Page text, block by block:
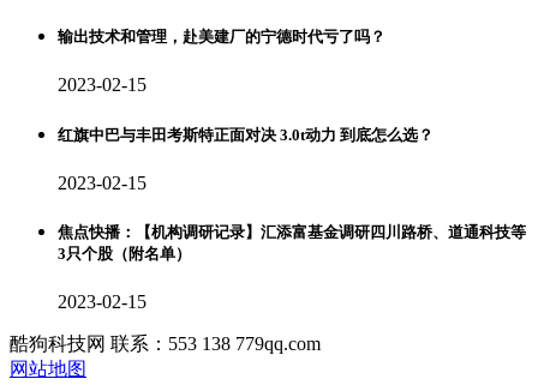
​输出技术和管理，赴美建厂的宁德时代亏了吗？
2023-02-15
红旗中巴与丰田考斯特正面对决 3.0t动力 到底怎么选？
2023-02-15
焦点快播：【机构调研记录】汇添富基金调研四川路桥、道通科技等
3只个股（附名单）
2023-02-15
酷狗科技网 联系：553 138 779qq.com
网站地图